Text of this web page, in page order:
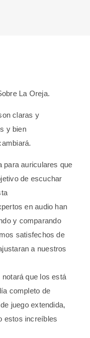
La Oreja.
claras y
y bien
para auriculares que
de escuchar
en audio han
y comparando
satisfechos de
a nuestros
que los está
completo de
juego extendida,
estos increíbles